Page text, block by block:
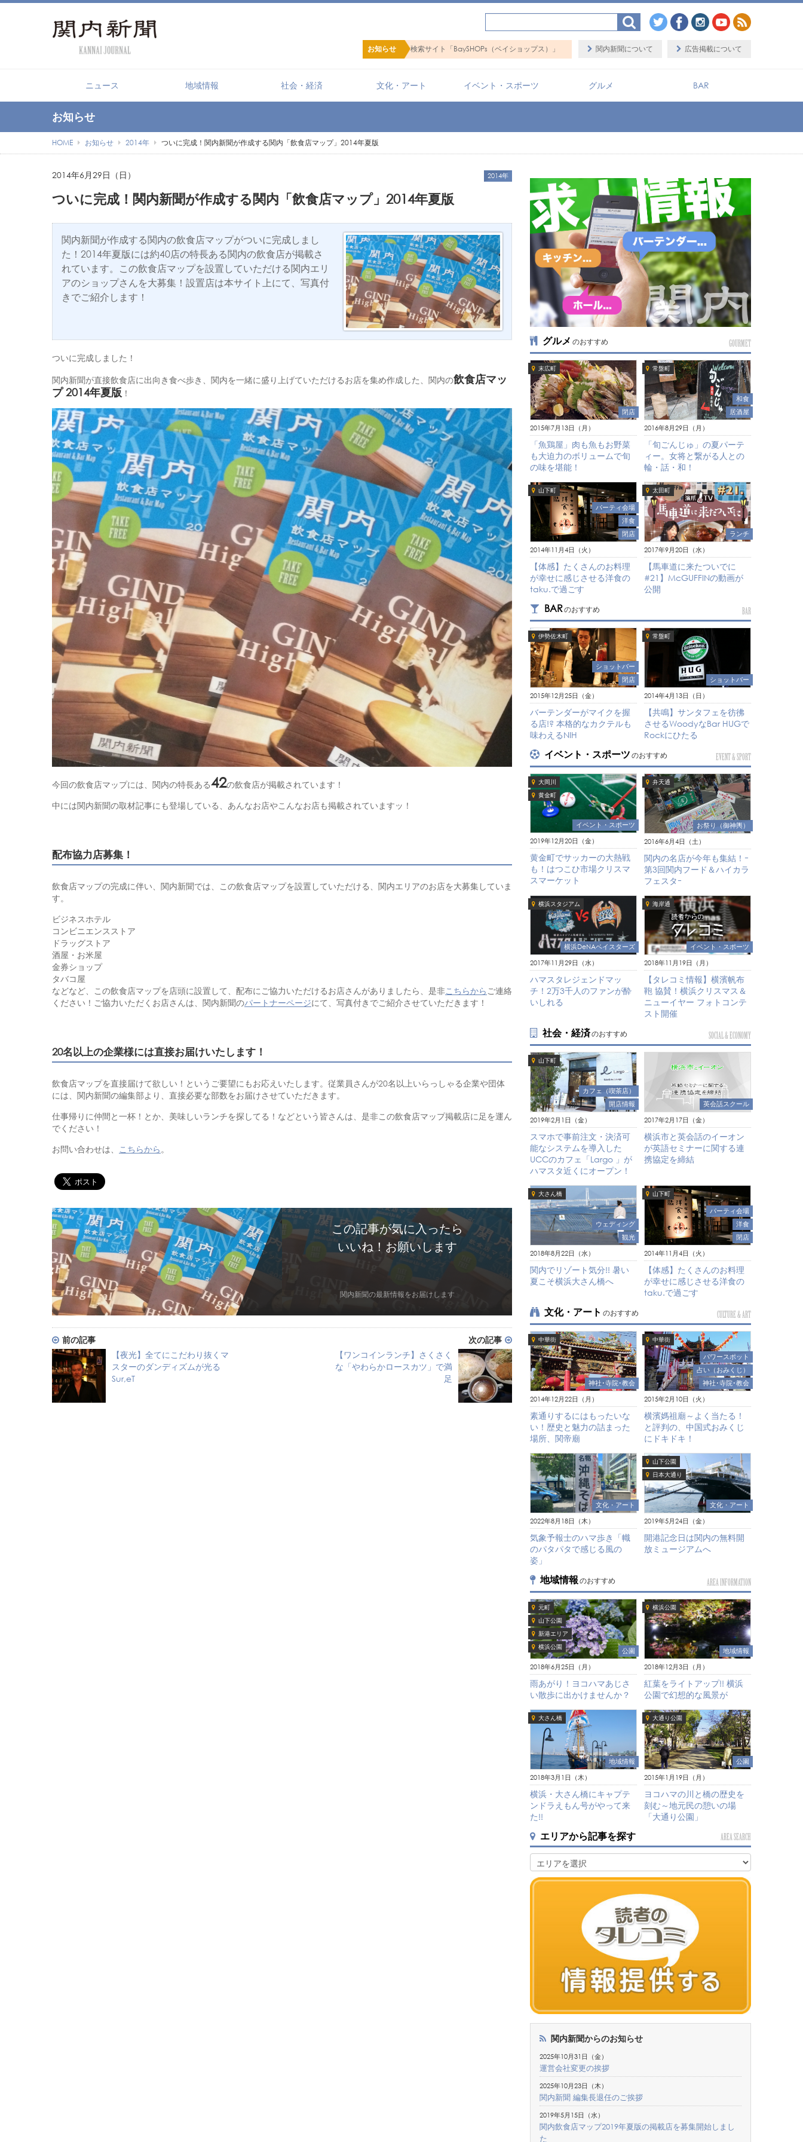
関内新聞について 広告掲載について
お知らせ
【PR】横浜の暮らしを便利にするショップ検索サイト「BaySHOPs（ベイショップス）」
ニュース 地域情報 社会・経済 文化・アート イベント・スポーツ グルメ BAR
お知らせ
HOME お知らせ 2014年 ついに完成！関内新聞が作成する関内「飲食店マップ」2014年夏版
2014年6月29日（日）
ついに完成！関内新聞が作成する関内「飲食店マップ」2014年夏版
2014年
関内新聞が作成する関内の飲食店マップがついに完成しまし
た！2014年夏版には約40店の特長ある関内の飲食店が掲載さ
れています。この飲食店マップを設置していただける関内エリ
アのショップさんを大募集！設置店は本サイト上にて、写真付
きでご紹介します！
ついに完成しました！
関内新聞が直接飲食店に出向き食べ歩き、関内を一緒に盛り上げていただけるお店を集め作成した、関内の飲食店マッ
プ 2014年夏版 ！
今回の飲食店マップには、関内の特長ある42の飲食店が掲載されています！
中には関内新聞の取材記事にも登場している、あんなお店やこんなお店も掲載されていますッ！
配布協力店募集！
飲食店マップの完成に伴い、関内新聞では、この飲食店マップを設置していただける、関内エリアのお店を大募集していま
す。
ビジネスホテル
コンビニエンスストア
ドラッグストア
酒屋・お米屋
金券ショップ
タバコ屋
などなど、この飲食店マップを店頭に設置して、配布にご協力いただけるお店さんがありましたら、是非こちらから ご連絡
ください！ご協力いただくお店さんは、関内新聞のパートナーページにて、写真付きでご紹介させていただきます！
20名以上の企業様には直接お届けいたします！
飲食店マップを直接届けて欲しい！というご要望にもお応えいたします。従業員さんが20名以上いらっしゃる企業や団体
には、関内新聞の編集部より、直接必要な部数をお届けさせていただきます。
仕事帰りに仲間と一杯！とか、美味しいランチを探してる！などという皆さんは、是非この飲食店マップ掲載店に足を運ん
でください！
お問い合わせは、
こちらから 。
この記事が気に入ったら
いいね！お願いします
関内新聞の最新情報をお届けします
前の記事
【夜光】全てにこだわり抜くマ
スターのダンディズムが光る
Sur,eT
次の記事
【ワンコインランチ】さくさく
な「やわらかロースカツ」で満
足
グルメ のおすすめ GOURMET
末広町
閉店
2015年7月13日（月）
「魚鶏屋」肉も魚もお野菜
も大迫力のボリュームで旬
の味を堪能！
常盤町
和食
居酒屋
2016年8月29日（月）
「旬ごんじゅ」の夏パーテ
ィー。女将と繋がる人との
輪・話・和！
山下町
パーティ会場
洋食
閉店
2014年11月4日（火）
【体感】たくさんのお料理
が幸せに感じさせる洋食の
taku.で過ごす
太田町
ランチ
2017年9月20日（水）
【馬車道に来たついでに
#21】McGUFFINの動画が
公開
BARのおすすめ BAR
伊勢佐木町
ショットバー
閉店
2015年12月25日（金）
バーテンダーがマイクを握
る店!? 本格的なカクテルも
味わえるNIH
常盤町
ショットバー
2014年4月13日（日）
【共鳴】サンタフェを彷彿
させるWoodyなBar HUGで
Rockにひたる
イベント・スポーツ のおすすめ EVENT & SPORT
大岡川
黄金町
イベント・スポーツ
2019年12月20日（金）
黄金町でサッカーの大熱戦
も！はつこひ市場クリスマ
スマーケット
弁天通
お祭り（御神輿）
2016年6月4日（土）
関内の名店が今年も集結！ｰ
第3回関内フード＆ハイカラ
フェスタｰ
横浜スタジアム
横浜DeNAベイスターズ
2017年11月29日（水）
ハマスタレジェンドマッ
チ！2万3千人のファンが酔
いしれる
海岸通
イベント・スポーツ
2018年11月19日（月）
【タレコミ情報】横濱帆布
鞄 協賛！横浜クリスマス＆
ニューイヤー フォトコンテ
スト開催
社会・経済のおすすめ SOCIAL & ECONOMY
山下町
カフェ（喫茶店）
開店情報
2019年2月1日（金）
スマホで事前注文・決済可
能なシステムを導入した
UCCのカフェ「Largo 」が
ハマスタ近くにオープン！
英会話スクール
2017年2月17日（金）
横浜市と英会話のイーオン
が英語セミナーに関する連
携協定を締結
大さん橋
ウェディング
観光
2018年8月22日（水）
関内でリゾート気分!! 暑い
夏こそ横浜大さん橋へ
山下町
パーティ会場
洋食
閉店
2014年11月4日（火）
【体感】たくさんのお料理
が幸せに感じさせる洋食の
taku.で過ごす
文化・アート のおすすめ CULTURE & ART
中華街
神社･寺院･教会
2014年12月22日（月）
素通りするにはもったいな
い！歴史と魅力の詰まった
場所、関帝廟
中華街
パワースポット
占い（おみくじ）
神社･寺院･教会
2015年2月10日（火）
横濱媽祖廟～よく当たる！
と評判の、中国式おみくじ
にドキドキ！
文化・アート
2022年8月18日（木）
気象予報士のハマ歩き「幟
のパタパタで感じる風の
姿」
山下公園
日本大通り
文化・アート
2019年5月24日（金）
開港記念日は関内の無料開
放ミュージアムへ
地域情報 のおすすめ AREA INFORMATION
元町
山下公園
新港エリア
横浜公園
公園
2018年6月25日（月）
雨あがり！ヨコハマあじさ
い散歩に出かけませんか？
横浜公園
地域情報
2018年12月3日（月）
紅葉をライトアップ!! 横浜
公園で幻想的な風景が
大さん橋
地域情報
2018年3月1日（木）
横浜・大さん橋にキャプテ
ンドラえもん号がやって来
た!!
大通り公園
公園
2015年1月19日（月）
ヨコハマの川と橋の歴史を
刻む～地元民の憩いの場
「大通り公園」
エリアから記事を探す AREA SEARCH
関内新聞からのお知らせ
2025年10月31日（金）
運営会社変更の挨拶
2025年10月23日（木）
関内新聞 編集長退任のご挨拶
2019年5月15日（水）
関内飲食店マップ2019年夏版の掲載店を募集開始しまし
た